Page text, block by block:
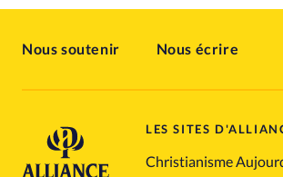
Nous soutenir Nous écrire
LES SITES
Christianisme